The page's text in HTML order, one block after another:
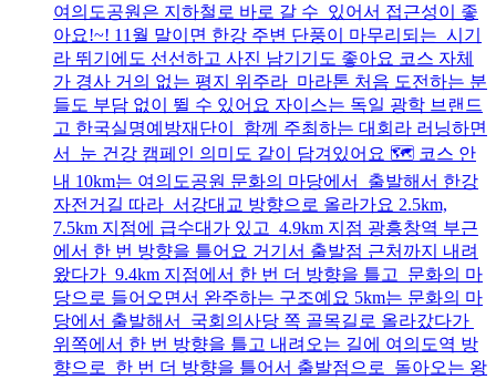
여의도공원은 지하철로 바로 갈 수 있어서 접근성이 좋
아요!~! 11월 말이면 한강 주변 단풍이 마무리되는 시기
라 뛰기에도 선선하고 사진 남기기도 좋아요 코스 자체
가 경사 거의 없는 평지 위주라 마라톤 처음 도전하는 분
들도 부담 없이 뛸 수 있어요 자이스는 독일 광학 브랜드
고 한국실명예방재단이 함께 주최하는 대회라 러닝하면
서 눈 건강 캠페인 의미도 같이 담겨있어요 🗺️ 코스 안
내 10km는 여의도공원 문화의 마당에서 출발해서 한강
자전거길 따라 서강대교 방향으로 올라가요 2.5km,
7.5km 지점에 급수대가 있고 4.9km 지점 광흥창역 부근
에서 한 번 방향을 틀어요 거기서 출발점 근처까지 내려
왔다가 9.4km 지점에서 한 번 더 방향을 틀고 문화의 마
당으로 들어오면서 완주하는 구조예요 5km는 문화의 마
당에서 출발해서 국회의사당 쪽 골목길로 올라갔다가
위쪽에서 한 번 방향을 틀고 내려오는 길에 여의도역 방
향으로 한 번 더 방향을 틀어서 출발점으로 돌아오는 왕